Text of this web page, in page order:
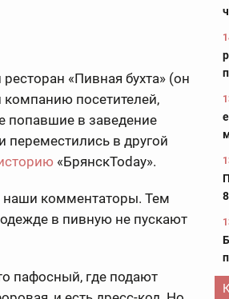
«Пивная бухта» (он
компанию посетителей,
попавшие в заведение
переместились в другой
«БрянскToday».
наши комментаторы. Тем
в пивную не пускают
пафосный, где подают